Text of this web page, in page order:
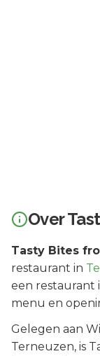
Over
Tasty Bites
restaurant in
een restaurant
menu en
Gelegen aan
Terneuzen, is